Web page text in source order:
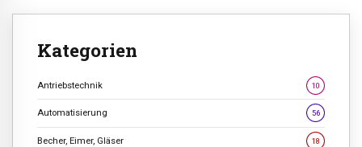
Kategorien
Antriebstechnik 10
Automatisierung 56
Becher, Eimer, Gläser 18